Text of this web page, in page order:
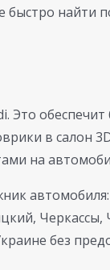
найти
в салон
на
без